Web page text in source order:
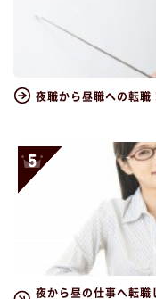
夜職から昼職への転職
夜から昼の仕事へ転職